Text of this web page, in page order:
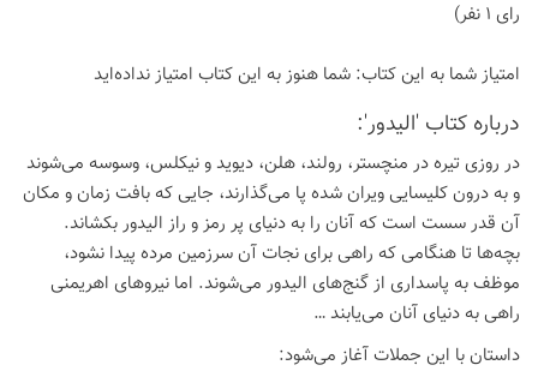
رای 1 نفر)
امتیاز شما به این كتاب: شما هنوز به این كتاب امتیاز نداده‌اید
درباره كتاب 'الیدور':
در روزی تیره در منچستر، رولند، هلن، دیوید و نیکلس، وسوسه می‌شوند
و به درون کلیسایی ویران شده پا می‌گذارند، جایی که بافت زمان و مکان
آن قدر سست است که آنان را به دنیای پر رمز و راز الیدور بکشاند.
بچه‌ها تا هنگامی که راهی برای نجات آن سرزمین مرده پیدا نشود،
موظف به پاسداری از گنج‌های الیدور می‌شوند. اما نیروهای اهریمنی
راهی به دنیای آنان می‌یابند …
داستان با این جملات آغاز می‌شود: